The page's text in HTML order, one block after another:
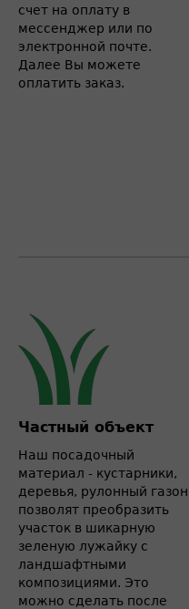
счет на оплату в
мессенджер или по
электронной почте.
Далее Вы можете
оплатить заказ.
Частный объект
Наш посадочный
материал - кустарники,
деревья, рулонный газон
позволят преобразить
участок в шикарную
зеленую лужайку с
ландшафтными
композициями. Это
можно сделать после